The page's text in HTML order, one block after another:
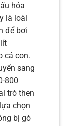
hỏa
là loài
để bơi
cá con.
sang
800
trò then
chọn
bị gò